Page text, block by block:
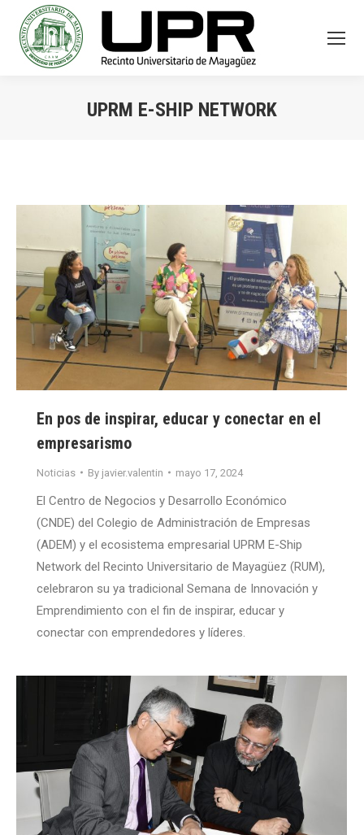
UPRM E-SHIP NETWORK
En pos de inspirar, educar y conectar en el
empresarismo
Noticias By javier.valentin mayo 17, 2024
El Centro de Negocios y Desarrollo Económico
(CNDE) del Colegio de Administración de Empresas
(ADEM) y el ecosistema empresarial UPRM E-Ship
Network del Recinto Universitario de Mayagüez (RUM),
celebraron su ya tradicional Semana de Innovación y
Emprendimiento con el fin de inspirar, educar y
conectar con emprendedores y líderes.